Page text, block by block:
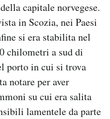
capitale norvegese.
in Scozia, nei Paesi
si era stabilita nel
chilometri a sud di
porto in cui si trova
notare per aver
su cui era salita
lamentele da parte